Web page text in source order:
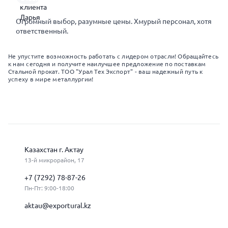
Огромный выбор, разумные цены. Хмурый персонал, хотя
ответственный.
Не упустите возможность работать с лидером отрасли! Обращайтесь
к нам сегодня и получите наилучшее предложение по поставкам
Стальной прокат. ТОО "Урал Тех Экспорт" - ваш надежный путь к
успеху в мире металлургии!
Казахстан г. Актау
13-й микрорайон, 17
+7 (7292) 78-87-26
Пн-Пт: 9:00-18:00
aktau@exportural.kz